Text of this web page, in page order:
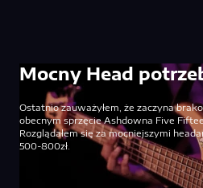
Mocny Head
Ostatnio zauważyłem, że zaczyna
obecnym sprzęcie Ashdowna Five
Rozglądałem się za mocniejszymi
500-800zł.